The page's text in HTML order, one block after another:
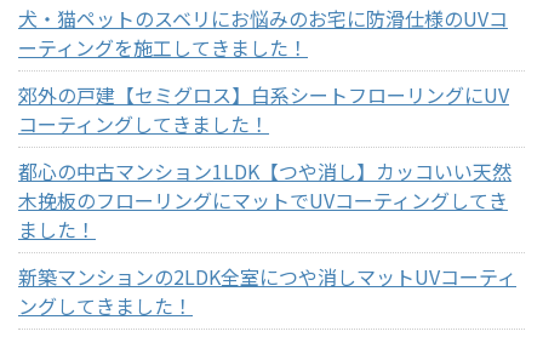
犬・猫ペットのスベリにお悩みのお宅に防滑仕様のUVコ
ーティングを施工してきました！
郊外の戸建【セミグロス】白系シートフローリングにUV
コーティングしてきました！
都心の中古マンション1LDK【つや消し】カッコいい天然
木挽板のフローリングにマットでUVコーティングしてき
ました！
新築マンションの2LDK全室につや消しマットUVコーティ
ングしてきました！